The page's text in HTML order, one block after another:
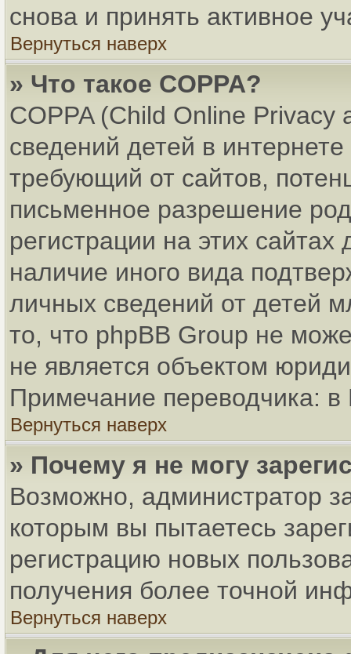
снова и принять активное
Вернуться наверх
» Что такое COPPA?
COPPA (Child Online
сведений детей в
требующий от сайтов,
письменное разрешение
регистрации на этих
наличие иного вида
личных сведений от детей
то, что phpBB Group не
не является объектом
Примечание переводчика:
Вернуться наверх
» Почему я не могу
Возможно, администратор
которым вы пытаетесь
регистрацию новых
получения более точной
Вернуться наверх